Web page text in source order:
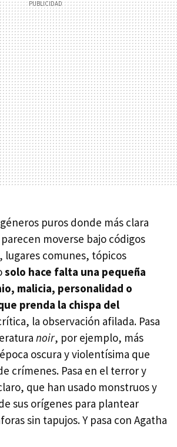
puros donde más clara
moverse bajo códigos
lugares comunes, tópicos
solo hace falta una pequeña
malicia, personalidad o
prenda la chispa del
la observación afilada. Pasa
noir, por ejemplo, más
oscura y violentísima que
crímenes. Pasa en el terror y
que han usado monstruos y
sus orígenes para plantear
sin tapujos. Y pasa con Agatha